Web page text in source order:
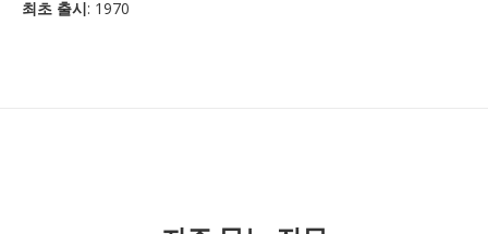
최초 출시: 1970